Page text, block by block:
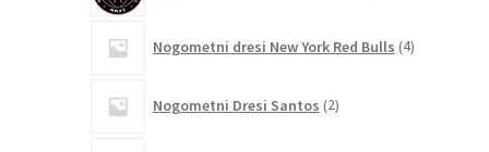
Nogometni dresi New York Red Bulls 4izdelki
Nogometni Dresi Santos 2izdelka